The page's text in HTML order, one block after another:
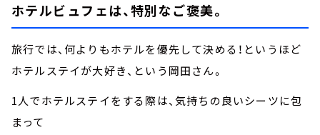
ホテルビュフェは、特別なご褒美。
旅行では、何よりもホテルを優先して決める！というほど
ホテルステイが大好き、という岡田さん。
1人でホテルステイをする際は、気持ちの良いシーツに包
まって